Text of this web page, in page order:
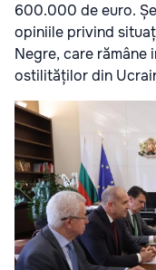
600.000 de euro.
opiniile privind
Negre, care rămâne
ostilităților din